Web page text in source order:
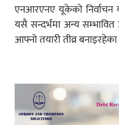
एनआरएनए यूकेको निर्वाचन
यसै सन्दर्भमा अन्य
आफ्नो तयारी तीव्र